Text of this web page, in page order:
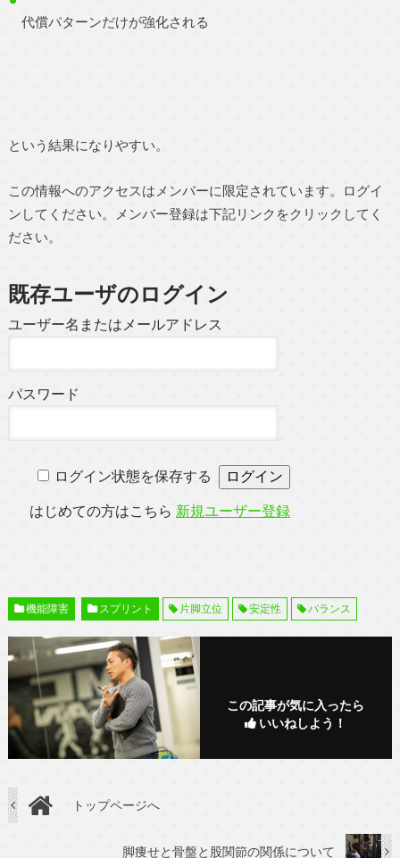
代償パターンだけが強化される
という結果になりやすい。
この情報へのアクセスはメンバーに限定されています。ログイ
ンしてください。メンバー登録は下記リンクをクリックしてく
ださい。
既存ユーザのログイン
ユーザー名またはメールアドレス
パスワード
ログイン状態を保存する
はじめての方はこちら 新規ユーザー登録
機能障害 スプリント 片脚立位 安定性 バランス
この記事が気に入ったら
いいねしよう！
トップページへ
脚痩せと骨盤と股関節の関係について